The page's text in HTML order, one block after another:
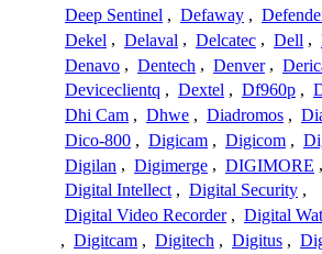
Deep Sentinel , Defaway ,
Dekel , Delaval , Delcatec , Dell ,
Denavo , Dentech , Denver ,
Deviceclientq , Dextel , Df960p ,
Dhi Cam , Dhwe , Diadromos ,
Dico-800 , Digicam , Digicom ,
Digilan , Digimerge , DIGIMORE ,
Digital Intellect , Digital Security ,
Digital Video Recorder , Digital
, Digitcam , Digitech , Digitus ,